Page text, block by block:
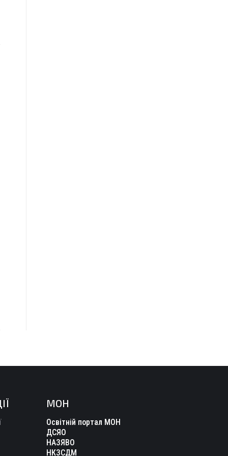
МОН
Освітній портал МОН
ДСЯО
НАЗЯВО
НКЗСДМ